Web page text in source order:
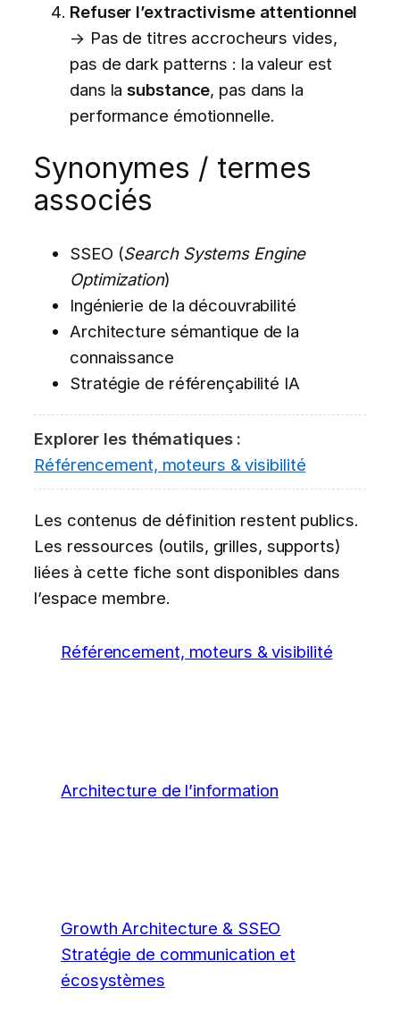
Refuser l’extractivisme attentionnel
→ Pas de titres accrocheurs vides,
pas de dark patterns : la valeur est
dans lasubstance, pas dans la
performance émotionnelle.
Synonymes / termes
associés
SSEO (Search Systems Engine
Optimization)
Ingénierie de la découvrabilité
Architecture sémantique de la
connaissance
Stratégie de référençabilité IA
Explorer les thématiques :
Référencement, moteurs & visibilité
Les contenus de définition restent publics.
Les ressources (outils, grilles, supports)
liées à cette fiche sont disponibles dans
l’espace membre.
Référencement, moteurs & visibilité
Architecture de l’information
Growth Architecture & SSEO
Stratégie de communication et
écosystèmes